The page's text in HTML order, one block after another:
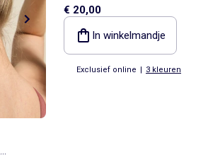
buiten- en binnenzakken
15x40 cm
€ 20,00
In winkelmandje
Exclusief online | 3 kleuren